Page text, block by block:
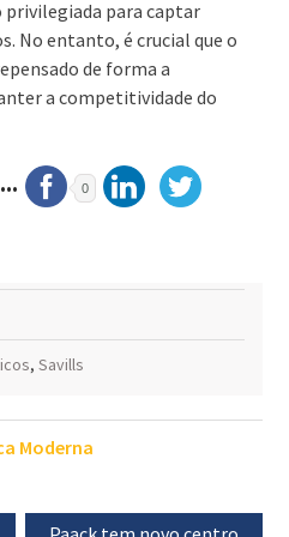
privilegiada para captar
No entanto, é crucial que o
de forma a
a competitividade do
0
, Savills
Moderna